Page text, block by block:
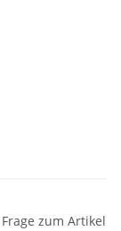
Frage zum Artikel